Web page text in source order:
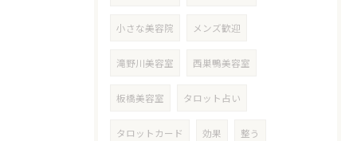
小さな美容院 メンズ歓迎
滝野川美容室 西巣鴨美容室
板橋美容室 タロット占い
タロットカード 効果 整う